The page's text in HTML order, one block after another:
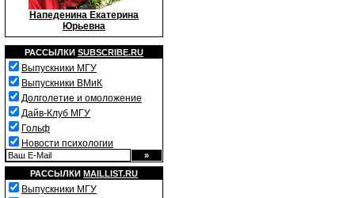
Напеденина Екатерина
Юрьевна
РАССЫЛКИ SUBSCRIBE.RU
Выпускники МГУ
Выпускники ВМиК
Долголетие и омоложение
Дайв-Клуб МГУ
Гольф
Новости психологии
РАССЫЛКИ MAILLIST.RU
Выпускники МГУ